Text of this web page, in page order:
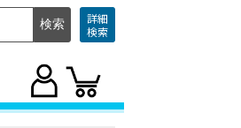
詳細
検索